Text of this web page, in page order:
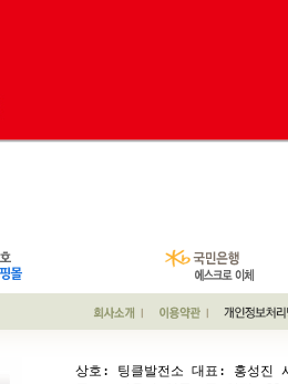
상호: 팅클발전소 대표: 홍성